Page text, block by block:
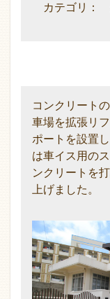
カテゴリ：
コンクリート
車場を拡張リ
ポートを設置
は車イス用の
ンクリートを
上げました。